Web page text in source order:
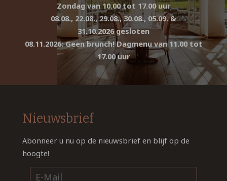
Zondag van 10.00 tot 17.00 uur
08.08., 22.08., 29.08., 30.08., 05.09. &
31.10.2026 gesloten
08.11.2026: Geen brunch! Dagmenu van 11.00 tot
17.00 uur
Nieuwsbrief
Abonneer u nu op de nieuwsbrief en blijf op de
hoogte!